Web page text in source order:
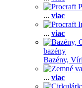
... viac
... viac
bazény
Bazény,
... viac